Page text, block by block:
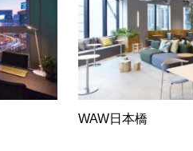
WAW日本橋